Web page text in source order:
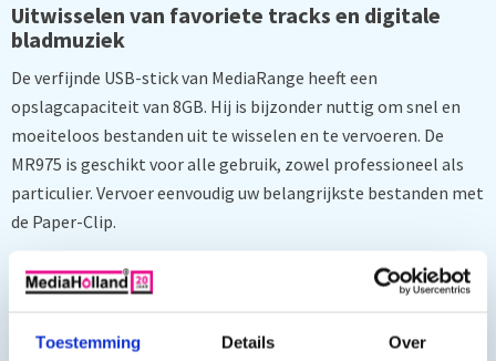
Toestemming Details Over
Uitwisselen van favoriete tracks en digitale
bladmuziek
De verfijnde USB-stick van MediaRange heeft een
opslagcapaciteit van 8GB. Hij is bijzonder nuttig om snel en
moeiteloos bestanden uit te wisselen en te vervoeren. De
MR975 is geschikt voor alle gebruik, zowel professioneel als
particulier. Vervoer eenvoudig uw belangrijkste bestanden met
de Paper-Clip.
Garantietermijn
Op dit product krijgt u 60 maanden garantie.